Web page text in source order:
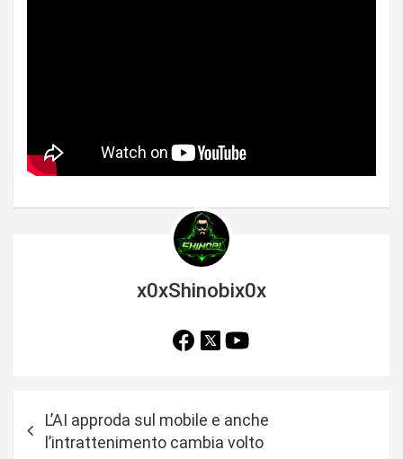
x0xShinobix0x
L’AI approda sul mobile e anche
l’intrattenimento cambia volto